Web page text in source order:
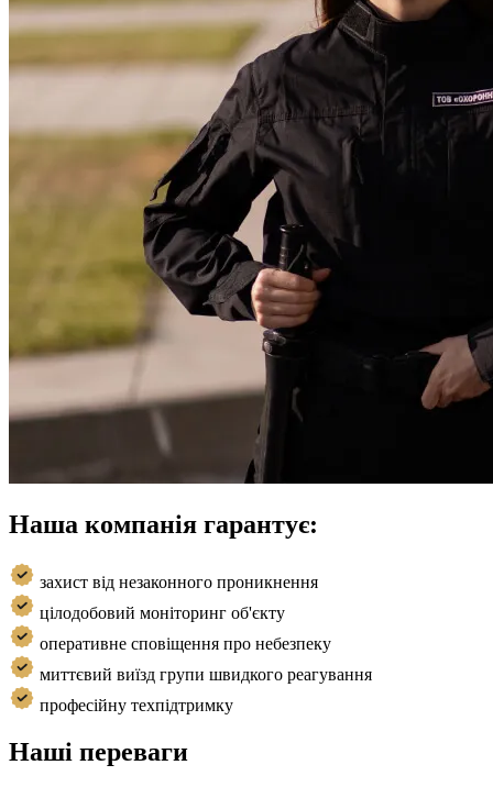
Наша компанія гарантує:
захист від незаконного проникнення
цілодобовий моніторинг об'єкту
оперативне сповіщення про небезпеку
миттєвий виїзд групи швидкого реагування
професійну техпідтримку
Наші переваги